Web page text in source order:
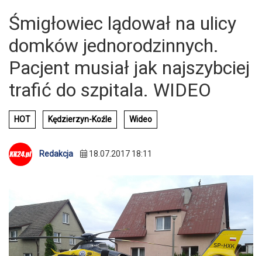
Śmigłowiec lądował na ulicy
domków jednorodzinnych.
Pacjent musiał jak najszybciej
trafić do szpitala. WIDEO
HOT Kędzierzyn-Koźle Wideo
Redakcja 18.07.2017 18:11